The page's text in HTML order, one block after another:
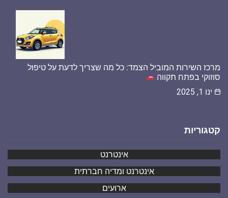
מרכז השירות המוביל הצמד: כל מה שצריך לדעת על טיפול
סוזוקי בפתח תקווה
ינו 1, 2025
קטגוריות
אינטרנט
אינטרנט ומדיה חברתית
ארועים